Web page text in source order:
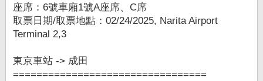
座席：6號車廂1號A座席、C席
取票日期/取票地點：02/24/2025, Narita Airport
Terminal 2,3
東京車站 -> 成田
=================================